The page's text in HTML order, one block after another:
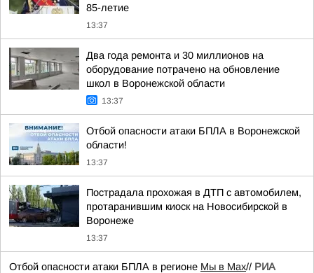
85-летие
13:37
Два года ремонта и 30 миллионов на
оборудование потрачено на обновление
школ в Воронежской области
13:37
Отбой опасности атаки БПЛА в Воронежской
области!
13:37
Пострадала прохожая в ДТП с автомобилем,
протаранившим киоск на Новосибирской в
Воронеже
13:37
Отбой опасности атаки БПЛА в регионе Мы в Мах// РИА